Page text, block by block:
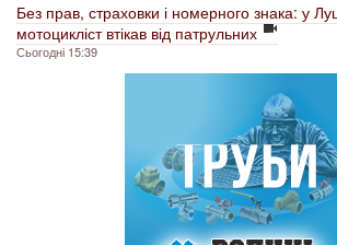
Без прав, страховки і номерного знака: у
мотоцикліст втікав від патрульних
Сьогодні 15:39